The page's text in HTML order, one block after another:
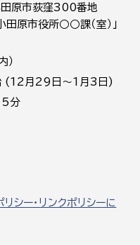
原市荻窪300番地
原市役所○○課（室）」
(12月29日～1月3日)
分
シー・リンクポリシーに